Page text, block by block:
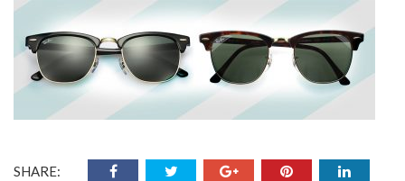
SHARE: